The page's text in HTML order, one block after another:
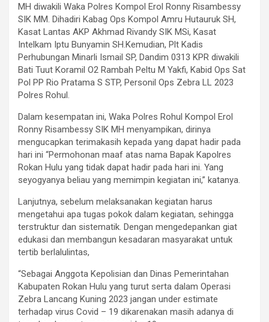
MH diwakili Waka Polres Kompol Erol Ronny Risambessy
SIK MM. Dihadiri Kabag Ops Kompol Amru Hutauruk SH,
Kasat Lantas AKP Akhmad Rivandy SIK MSi, Kasat
Intelkam Iptu Bunyamin SH.Kemudian, Plt Kadis
Perhubungan Minarli Ismail SP, Dandim 0313 KPR diwakili
Bati Tuut Koramil O2 Rambah Peltu M Yakfi, Kabid Ops Sat
Pol PP Rio Pratama S STP, Personil Ops Zebra LL 2023
Polres Rohul.
Dalam kesempatan ini, Waka Polres Rohul Kompol Erol
Ronny Risambessy SIK MH menyampikan, dirinya
mengucapkan terimakasih kepada yang dapat hadir pada
hari ini “Permohonan maaf atas nama Bapak Kapolres
Rokan Hulu yang tidak dapat hadir pada hari ini. Yang
seyogyanya beliau yang memimpin kegiatan ini,” katanya.
Lanjutnya, sebelum melaksanakan kegiatan harus
mengetahui apa tugas pokok dalam kegiatan, sehingga
terstruktur dan sistematik. Dengan mengedepankan giat
edukasi dan membangun kesadaran masyarakat untuk
tertib berlalulintas,
“Sebagai Anggota Kepolisian dan Dinas Pemerintahan
Kabupaten Rokan Hulu yang turut serta dalam Operasi
Zebra Lancang Kuning 2023 jangan under estimate
terhadap virus Covid – 19 dikarenakan masih adanya di